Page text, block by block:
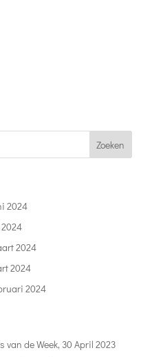
2024
2024
2024
2024
van de Week, 30 April 2023